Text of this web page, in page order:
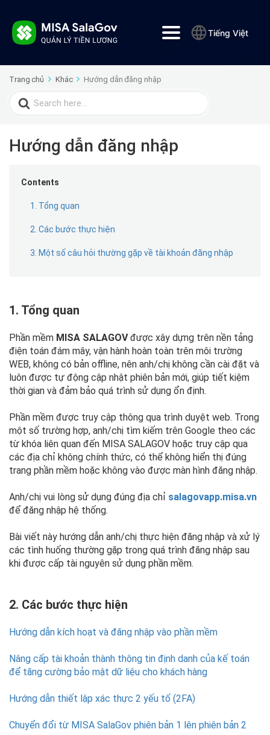
Tiếng Việt
Trang chủ Khác Hướng dẫn đăng nhập
Search
for:
Hướng dẫn đăng nhập
Contents
1. Tổng quan
2. Các bước thực hiện
3. Một số câu hỏi thường gặp về tài khoản đăng nhập
1. Tổng quan
Phần mềm MISA SALAGOVđược xây dựng trên nền tảng
điện toán đám mây, vận hành hoàn toàn trên môi trường
WEB, không có bản offline, nên anh/chị không cần cài đặt và
luôn được tự động cập nhật phiên bản mới, giúp tiết kiệm
thời gian và đảm bảo quá trình sử dụng ổn định.
Phần mềm được truy cập thông qua trình duyệt web. Trong
một số trường hợp, anh/chị tìm kiếm trên Google theo các
từ khóa liên quan đến MISA SALAGOV hoặc truy cập qua
các địa chỉ không chính thức, có thể không hiển thị đúng
trang phần mềm hoặc không vào được màn hình đăng nhập.
Anh/chị vui lòng sử dụng đúng địa chỉ salagovapp.misa.vn
để đăng nhập hệ thống.
Bài viết này hướng dẫn anh/chị thực hiện đăng nhập và xử lý
các tình huống thường gặp trong quá trình đăng nhập sau
khi được cấp tài nguyên sử dụng phần mềm.
2. Các bước thực hiện
Hướng dẫn kích hoạt và đăng nhập vào phần mềm
Nâng cấp tài khoản thành thông tin định danh của kế toán
để tăng cường bảo mật dữ liệu cho khách hàng
Hướng dẫn thiết lập xác thực 2 yếu tố (2FA)
Chuyển đổi từ MISA SalaGov phiên bản 1 lên phiên bản 2